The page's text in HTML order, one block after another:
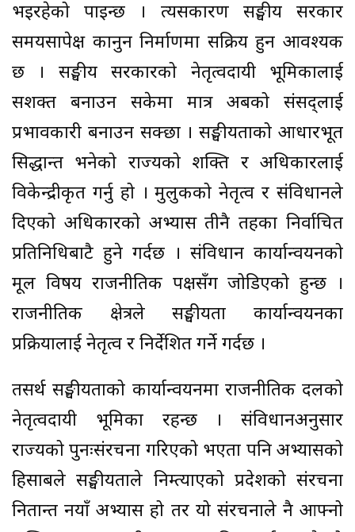
भइरहेको पाइन्छ । त्यसकारण सङ्घीय सरकार
समयसापेक्ष कानुन निर्माणमा सक्रिय हुन आवश्यक
छ । सङ्घीय सरकारको नेतृत्वदायी भूमिकालाई
सशक्त बनाउन सकेमा मात्र अबको संसद्लाई
प्रभावकारी बनाउन सक्छौँ । सङ्घीयताको आधारभूत
सिद्धान्त भनेको राज्यको शक्ति र अधिकारलाई
विकेन्द्रीकृत गर्नु हो । मुलुकको नेतृत्व र संविधानले
दिएको अधिकारको अभ्यास तीनै तहका निर्वाचित
प्रतिनिधिबाटै हुने गर्दछ । संविधान कार्यान्वयनको
मूल विषय राजनीतिक पक्षसँग जोडिएको हुन्छ ।
राजनीतिक क्षेत्रले सङ्घीयता कार्यान्वयनका
प्रक्रियालाई नेतृत्व र निर्देशित गर्ने गर्दछ ।
तसर्थ सङ्घीयताको कार्यान्वयनमा राजनीतिक दलको
नेतृत्वदायी भूमिका रहन्छ । संविधानअनुसार
राज्यको पुनःसंरचना गरिएको भएता पनि अभ्यासको
हिसाबले सङ्घीयताले निम्त्याएको प्रदेशको संरचना
नितान्त नयाँ अभ्यास हो तर यो संरचनाले नै आफ्नो